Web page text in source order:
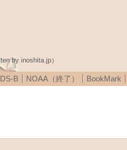
by inoshita.jp）
B NOAA（終了） BookMark